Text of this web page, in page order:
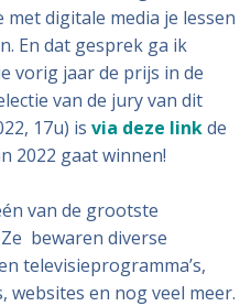
met digitale media je lessen
En dat gesprek ga ik
vorig jaar de prijs in de
van de jury van dit
17u) isvia deze linkde
2022 gaat winnen!
van de grootste
bewaren diverse
televisieprogramma’s,
websites en nog veel meer.